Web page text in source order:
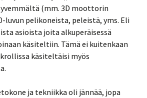
(mm. 3D moottorin
pelikoneista, peleistä, yms. Eli
asioista joita alkuperäisessä
käsiteltiin. Tämä ei kuitenkaan
käsiteltäisi myös
ja tekniikka oli jännää, jopa